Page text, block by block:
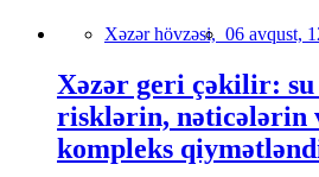
Xəzər hövzəsi, 06 avqust,
Xəzər geri çəkilir: su
risklərin, nəticələrin
kompleks